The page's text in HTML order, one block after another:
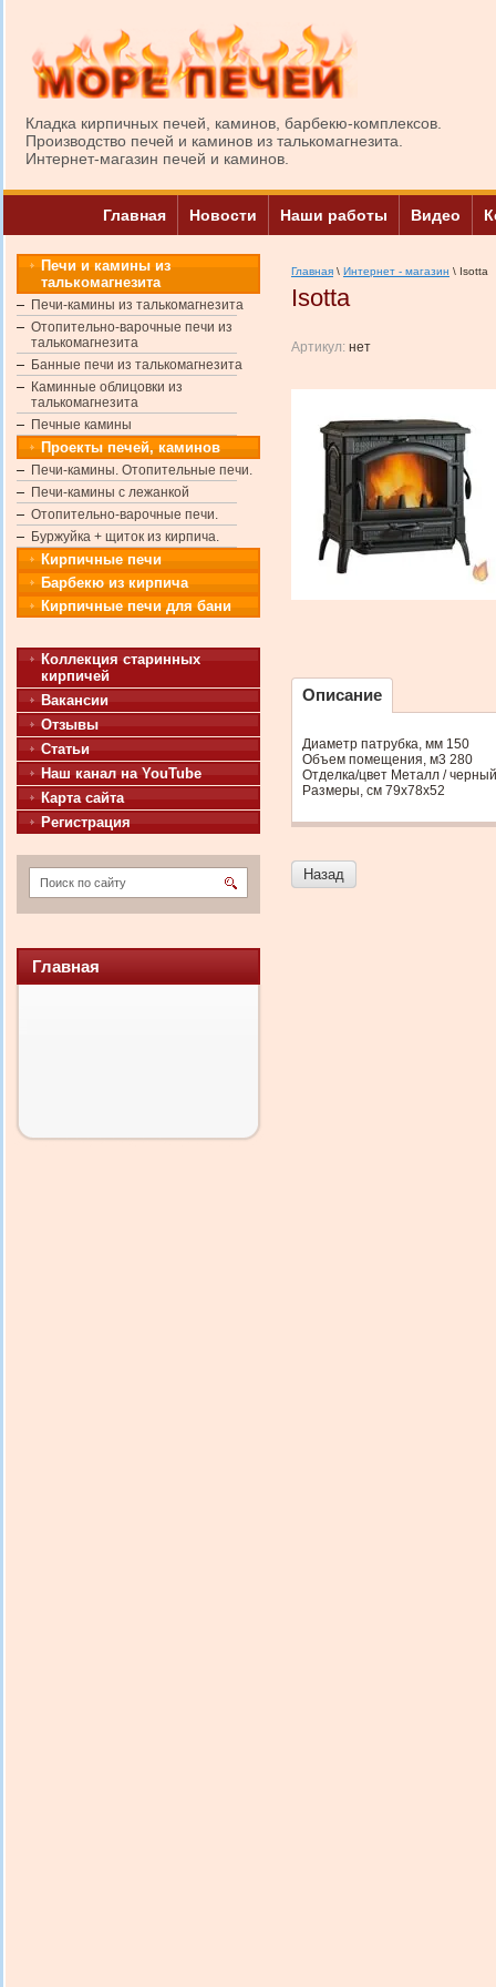
Кладка кирпичных печей, каминов, барбекю-комплексов.
Производство печей и каминов из талькомагнезита.
Интернет-магазин печей и каминов.
Главная Новости Наши работы Видео
Печи и камины из
талькомагнезита
Печи-камины из талькомагнезита
Отопительно-варочные печи из
талькомагнезита
Банные печи из талькомагнезита
Каминные облицовки из
талькомагнезита
Печные камины
Проекты печей, каминов
Печи-камины. Отопительные печи.
Печи-камины с лежанкой
Отопительно-варочные печи.
Буржуйка + щиток из кирпича.
Кирпичные печи
Барбекю из кирпича
Кирпичные печи для бани
Коллекция старинных
кирпичей
Вакансии
Отзывы
Статьи
Наш канал на YouTube
Карта сайта
Регистрация
Главная
Главная \ Интернет - магазин \ Isotta
Isotta
Артикул: нет
Описание
Диаметр патрубка, мм 150
Объем помещения, м3 280
Отделка/цвет Металл / черный
Размеры, см 79х78х52
Назад